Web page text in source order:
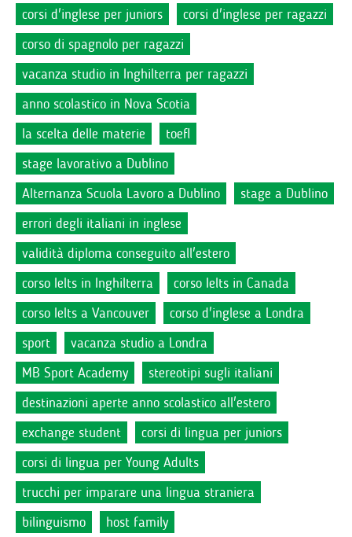
corsi d'inglese per juniors
corsi d'inglese per ragazzi
corso di spagnolo per ragazzi
vacanza studio in Inghilterra per ragazzi
anno scolastico in Nova Scotia
la scelta delle materie
toefl
stage lavorativo a Dublino
Alternanza Scuola Lavoro a Dublino
stage a Dublino
errori degli italiani in inglese
validità diploma conseguito all'estero
corso Ielts in Inghilterra
corso Ielts in Canada
corso Ielts a Vancouver
corso d'inglese a Londra
sport
vacanza studio a Londra
MB Sport Academy
stereotipi sugli italiani
destinazioni aperte anno scolastico all'estero
exchange student
corsi di lingua per juniors
corsi di lingua per Young Adults
trucchi per imparare una lingua straniera
bilinguismo
host family